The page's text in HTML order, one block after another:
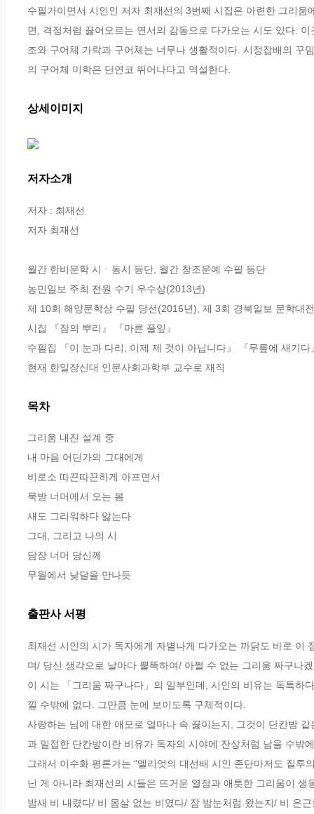
수필가이면서 시인인 저자 최재선의 3번째 시집은 아련한 그리
면, 격정처럼 끓어오르는 연서의 감동으로 다가오는 시도 있다.
조와 구어체 가락과 구어체는 너무나 생활적이다. 시정잡배의 꾸
의 구어체 미학은 단연코 뛰어나다고 역설한다.
상세이미지
저자소개
저자 : 최재선
저자 최재선
월간 한비문학 시ㆍ동시 등단, 월간 창조문예 수필 등단
농민일보 주최 전원 수기 우수상(2013년)
제 10회 해양문학상 수필 당선(2016년), 제 3회 경북일보 문학대
시집 『잠의 뿌리』 『마른 풀잎』
수필집 『이 눈과 다리, 이제 제 것이 아닙니다』 『무릎에 새기
현재 한일장신대 인문사회과학부 교수로 재직
목차
그리움 내진 설계 중
내 마음 어딘가의 그대에게
비로소 따끈따끈하게 아프면서
묵방 너머에서 오는 봄
새도 그리워하다 앓는다
그대, 그리고 나의 시
담장 너머 당신께
무월에서 낮달을 만나듯
출판사 서평
최재선 시인의 시가 독자에게 자별나게 다가오는 까닭도 바로 이
며/ 당신 생각으로 날마다 뿔똑하여/ 아쩔 수 없는 그리움 짜구나
이 시는 「그리움 짜구나다」의 일부인데, 시인의 비유는 독특하
낄 수밖에 없다. 그만큼 눈에 보이도록 구체적이다.
사랑하는 님에 대한 애모로 얼마나 속 끓이는지, 그것이 단칸방
과 밀접한 단칸방이란 비유가 독자의 시야에 잔상처럼 남을 수밖
그래서 이수화 평론가는 “엘리엇의 대선배 시인 존단마저도 질
닌 게 아니라 최재선의 시들은 뜨거운 열정과 애틋한 그리움이
밤새 비 내렸다/ 비 몸살 없는 비였다/ 잠 밤눈처럼 왔는지/ 비 은